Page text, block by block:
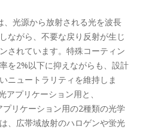
光源から放射される光を波長
ながら、不要な戻り反射が生じ
されています。特殊コーティン
を2%以下に抑えながらも、設計
ニュートラリティを維持しま
プリケーション用と、
リケーション用の2種類の光学
、広帯域放射のハロゲンや蛍光